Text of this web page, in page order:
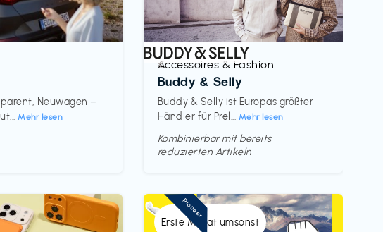
Neuwagen –
Mehr lesen
Accessoires & Fashion
Buddy & Selly
Buddy & Selly ist Europas größter
Händler für Prel... Mehr lesen
€‎
Kombinierbar mit bereits
reduzierten Artikeln
Erste Monat umsonst
Pioneer